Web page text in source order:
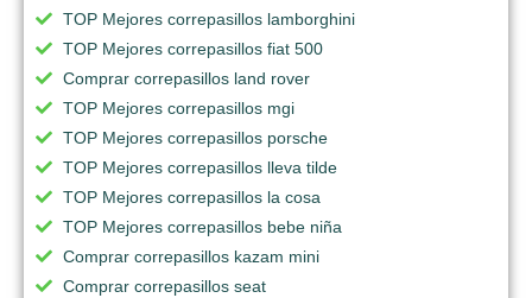
TOP Mejores correpasillos lamborghini
TOP Mejores correpasillos fiat 500
Comprar correpasillos land rover
TOP Mejores correpasillos mgi
TOP Mejores correpasillos porsche
TOP Mejores correpasillos lleva tilde
TOP Mejores correpasillos la cosa
TOP Mejores correpasillos bebe niña
Comprar correpasillos kazam mini
Comprar correpasillos seat